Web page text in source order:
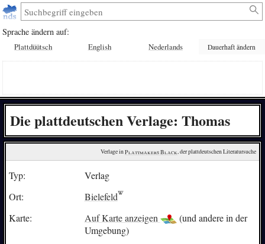
Sprache ändern auf:
Plattdüütsch English Nederlands Dauerhaft ändern
Die plattdeutschen Verlage: Thomas
Verlage in Plattmakers Black, der plattdeutschen Literatursuche
Typ:
Verlag
Ort:
Bielefeld
Karte:
Auf Karte anzeigen
(und andere in der
Umgebung)